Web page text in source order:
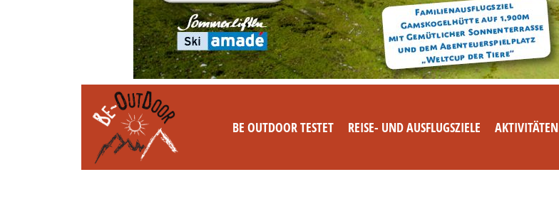
BE OUTDOOR TESTET REISE- UND AUSFLUGSZIELE AKTIVITÄTEN